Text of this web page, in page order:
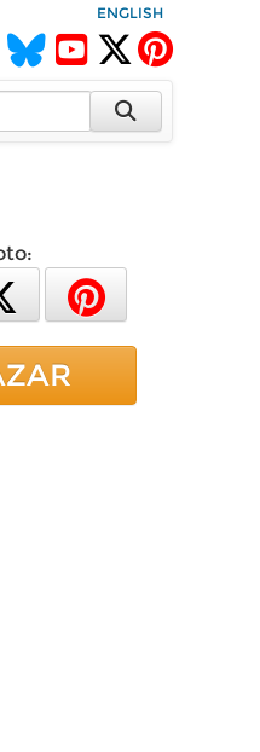
ENGLISH